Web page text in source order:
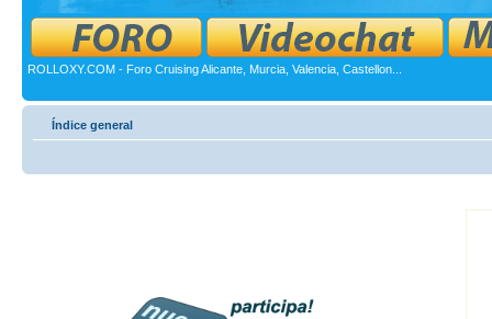
ROLLOXY.COM - Foro Cruising Alicante, Murcia, Valencia, Castellon...
Índice general